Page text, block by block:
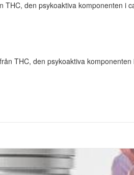
den psykoaktiva komponenten i
THC, den psykoaktiva